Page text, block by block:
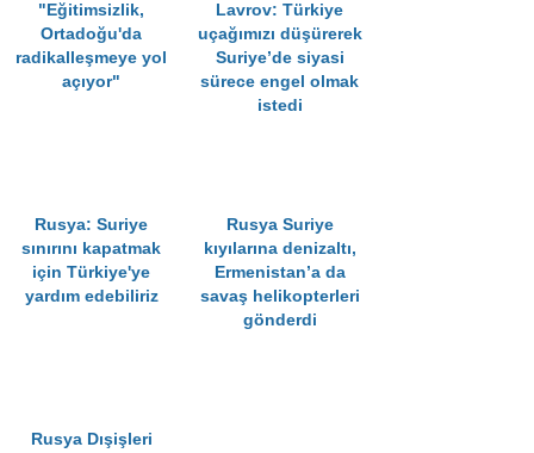
"Eğitimsizlik,
Ortadoğu'da
radikalleşmeye yol
açıyor"
Lavrov: Türkiye
uçağımızı düşürerek
Suriye’de siyasi
sürece engel olmak
istedi
Rusya: Suriye
sınırını kapatmak
için Türkiye'ye
yardım edebiliriz
Rusya Suriye
kıyılarına denizaltı,
Ermenistan’a da
savaş helikopterleri
gönderdi
Rusya Dışişleri